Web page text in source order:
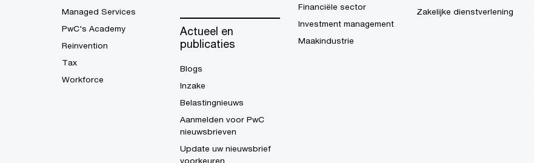
Managed Services
PwC's Academy
Reinvention
Tax
Workforce
Actueel en
publicaties
Blogs
Inzake
Belastingnieuws
Aanmelden voor PwC
nieuwsbrieven
Update uw nieuwsbrief
voorkeuren
Financiële sector
Investment management
Maakindustrie
Zakelijke dienstverlening